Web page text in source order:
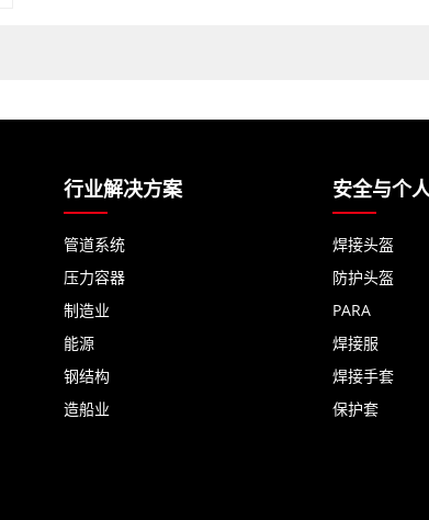
行业解决方案
管道系统
压力容器
制造业
能源
钢结构
造船业
安全与个
焊接头盔
防护头盔
PARA
焊接服
焊接手套
保护套